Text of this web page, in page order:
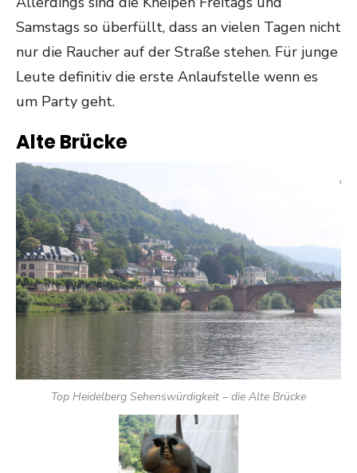
Samstags so überfüllt, dass an vielen Tagen nicht
nur die Raucher auf der Straße stehen. Für junge
Leute definitiv die erste Anlaufstelle wenn es
um Party geht.
Alte Brücke
Top Heidelberg Sehenswürdigkeit – die Alte Brücke